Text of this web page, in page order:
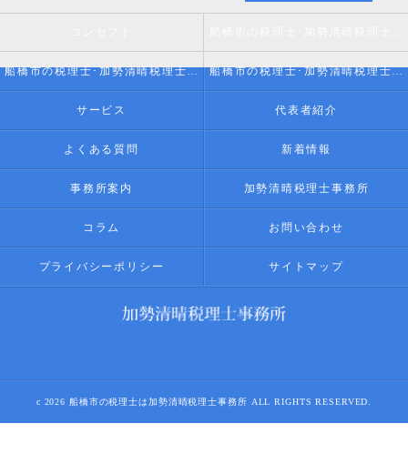
船橋市の税理士･加勢清晴税理士事務所の評判 船橋市の税理士･加勢清晴税理士事務所のお客様の声
サービス 代表者紹介
よくある質問 新着情報
事務所案内 加勢清晴税理士事務所
コラム お問い合わせ
プライバシーポリシー サイトマップ
c 2026 船橋市の税理士は加勢清晴税理士事務所 ALL RIGHTS RESERVED.